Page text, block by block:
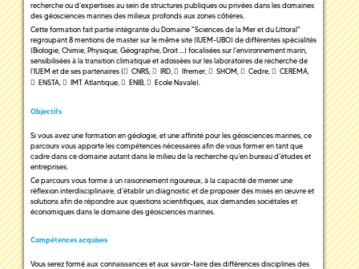
recherche ou d’expertises au sein de structures publiques ou privées dans les domaines
des géosciences marines des milieux profonds aux zones côtières.
Cette formation fait partie intégrante du Domaine "Sciences de la Mer et du Littoral"
regroupant 8 mentions de master sur le même site (IUEM-UBO) de différentes spécialités
(Biologie, Chimie, Physique, Géographie, Droit …) focalisées sur l’environnement marin,
sensibilisées à la transition climatique et adossées sur les laboratoires de recherche de
l’IUEM et de ses partenaires (
CNRS IRD Ifremer SHOM Cedre CEREMA
ENSTA
IMT Atlantique ENIB Ecole Navale).
Objectifs
Si vous avez une formation en géologie, et une affinité pour les géosciences marines, ce
parcours vous apporte les compétences nécessaires afin de vous former en tant que
cadre dans ce domaine autant dans le milieu de la recherche qu’en bureau d’études et
entreprises.
Ce parcours vous forme à un raisonnement rigoureux, à la capacité de mener une
réflexion interdisciplinaire, d’établir un diagnostic et de proposer des mises en œuvre et
solutions afin de répondre aux questions scientifiques, aux demandes sociétales et
économiques dans le domaine des géosciences marines.
Compétences acquises
Vous serez formé aux connaissances et aux savoir-faire des différences disciplines des